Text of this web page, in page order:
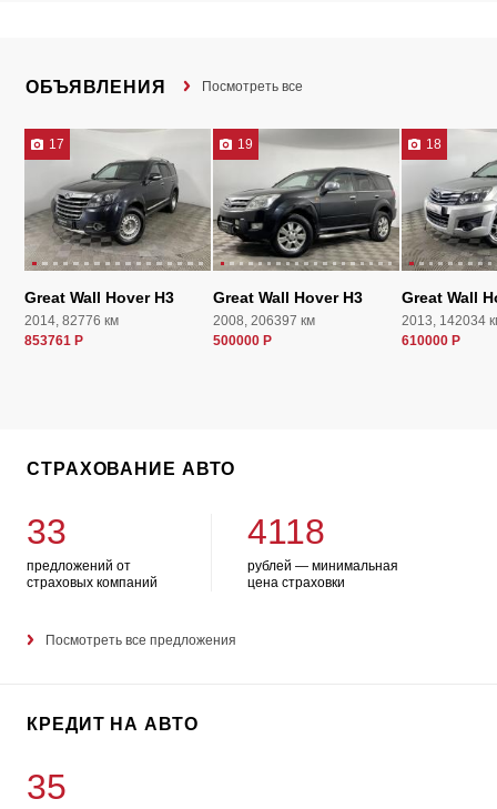
ОБЪЯВЛЕНИЯ Посмотреть все
17
Great Wall Hover H3
2014, 82776 км
853761 Р
19
Great Wall Hover H3
2008, 206397 км
500000 Р
18
Great Wall
2013, 142034
610000 Р
СТРАХОВАНИЕ АВТО
33
предложений от
страховых компаний
4118
рублей — минимальная
цена страховки
Посмотреть все предложения
КРЕДИТ НА АВТО
35